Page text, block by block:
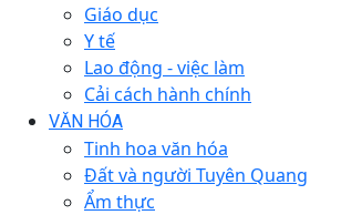
Giáo dục
Y tế
Lao động - việc làm
Cải cách hành chính
VĂN HÓA
Tinh hoa văn hóa
Đất và người Tuyên Quang
Ẩm thực